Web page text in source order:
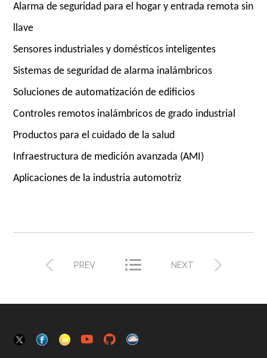
Alarma de seguridad para el hogar y entrada remota sin
llave
Sensores industriales y domésticos inteligentes
Sistemas de seguridad de alarma inalámbricos
Soluciones de automatización de edificios
Controles remotos inalámbricos de grado industrial
Productos para el cuidado de la salud
Infraestructura de medición avanzada (AMI)
Aplicaciones de la industria automotriz
 PREV  
NEXT